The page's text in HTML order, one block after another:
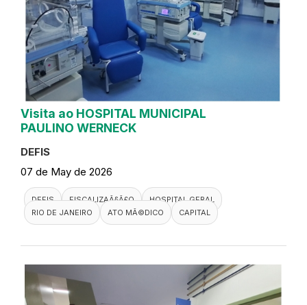
Visita ao HOSPITAL MUNICIPAL
PAULINO WERNECK
DEFIS
07 de May de 2026
DEFIS FISCALIZAÃ§Ã£O
HOSPITAL GERAL
RIO DE JANEIRO
ATO MÃ©DICO CAPITAL